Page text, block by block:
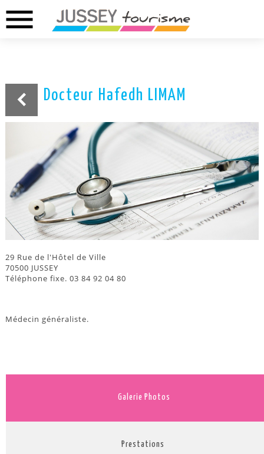
menu ANET
DREUX 02.37.46.01.73
Docteur Hafedh LIMAM
29 Rue de l'Hôtel de Ville
70500 JUSSEY
Téléphone fixe. 03 84 92 04 80
Médecin généraliste.
Galerie Photos
Prestations